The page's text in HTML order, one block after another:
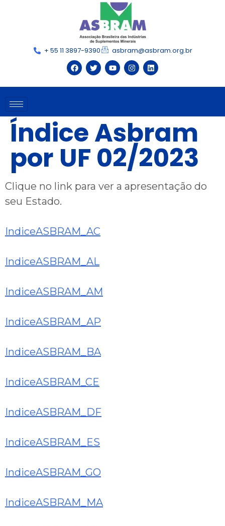
+ 55 11 3897-9390 asbram@asbram.org.br
Índice Asbram
por UF 02/2023
Clique no link para ver a apresentação do
seu Estado.
IndiceASBRAM_AC
IndiceASBRAM_AL
IndiceASBRAM_AM
IndiceASBRAM_AP
IndiceASBRAM_BA
IndiceASBRAM_CE
IndiceASBRAM_DF
IndiceASBRAM_ES
IndiceASBRAM_GO
IndiceASBRAM_MA